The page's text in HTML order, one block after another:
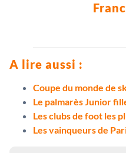
A lire aussi :
Coupe du monde de
Le palmarès Junior
Les clubs de foot les
Les vainqueurs de